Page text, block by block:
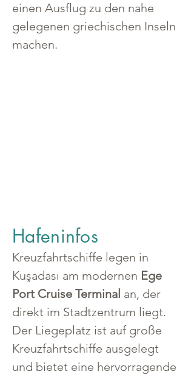
einen Ausflug zu den nahe
gelegenen griechischen Inseln
machen.
Hafeninfos
Kreuzfahrtschiffe legen in
Kuşadası am modernen Ege
Port Cruise Terminal an, der
direkt im Stadtzentrum liegt.
Der Liegeplatz ist auf große
Kreuzfahrtschiffe ausgelegt
und bietet eine hervorragende